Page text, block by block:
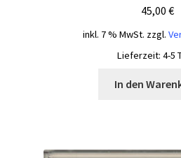
45,00 €
inkl. 7 % MwSt. zzgl.
Lieferzeit: 4-5
In den